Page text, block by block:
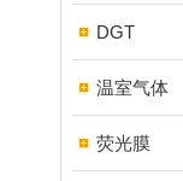
DGT
温室气体
荧光膜